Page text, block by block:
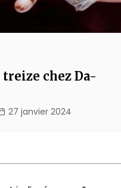
chez Da-
27 janvier 2024